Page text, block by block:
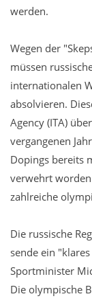
werden.
Wegen der
müssen
internationalen
absolvieren.
Agency (ITA)
vergangenen
Dopings bereits
verwehrt
zahlreiche
Die russische
sende ein
Sportminister
Die olympische